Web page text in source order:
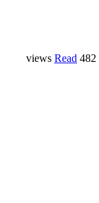
482 views
Read